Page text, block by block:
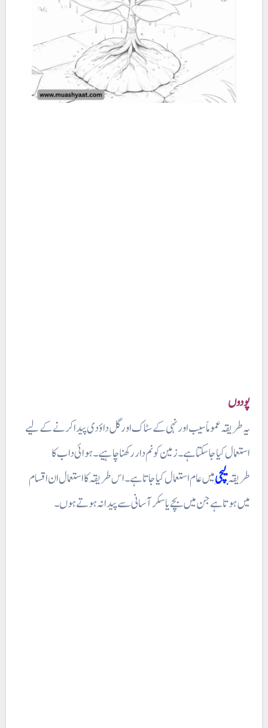
پودوں
استعمال کیا جاسکتا ہے۔ زمین کو نم دار رکھنا چاہیے ۔ ہوائی داب کا
طریقہلیچیمیں عام استعمال کیا جاتا ہے۔ اس طریقہ کا استعمال ان اقسام
میں ہوتا ہے جن میں بچے یا سکر آسانی سے پیدا نہ ہوتے ہوں ۔